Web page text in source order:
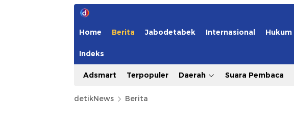
Home Berita Jabodetabek Internasional Hukum
Indeks
Adsmart Terpopuler Daerah Suara Pembaca
detikNews Berita